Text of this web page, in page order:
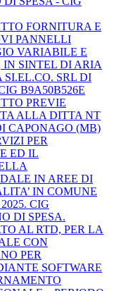
FORNITURA E
PANNELLI
VARIABILE E
IN SINTEL DI ARIA
SRL DI
B9A50B526E
PREVIE
ALLA DITTA NT
CAPONAGO (MB)
PER
ED IL
IN AREE DI
IN COMUNE
CIG
DI SPESA.
AL RTD, PER LA
CON
PER
SOFTWARE